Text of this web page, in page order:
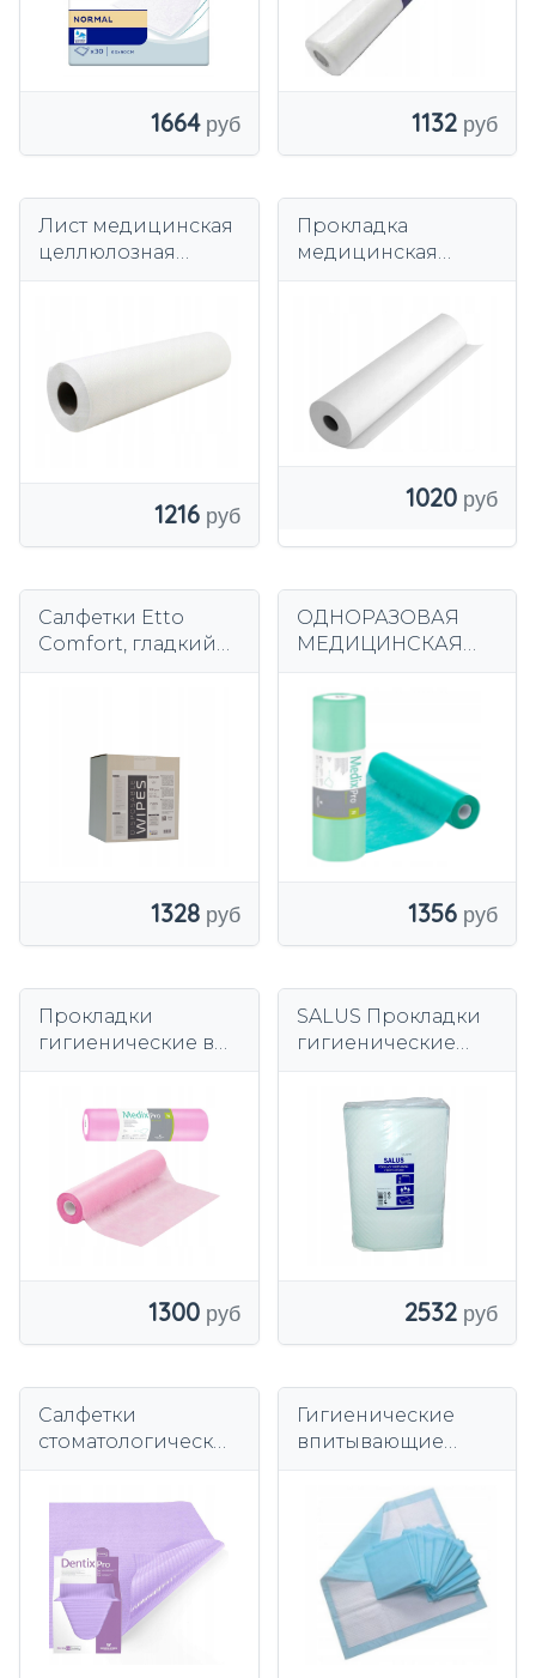
1664 1132
Лист медицинская
целлюлозная
1216
Прокладка
медицинская
гигиенической
бумаги
1020
Салфетки Etto
Comfort, гладкий
1328
ОДНОРАЗОВАЯ
МЕДИЦИНСКАЯ
MEDIXPRO
50CMX50CM
1356
Прокладки
гигиенические в
MedixPro 100 шт
1300
SALUS Прокладки
гигиенические
60х90 см 50 шт/
упак. впитывающие
коврики
2532
Салфетки
стоматологические
фольгированные,
сложенные, 54г, 80
шт.
Гигиенические
впитывающие
кровати 60x60 100
шт. ТОЛСТЫЕ И
ПРОЧНЫЕ